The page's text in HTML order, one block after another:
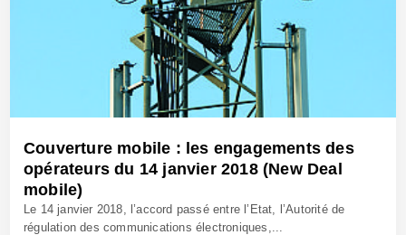
Couverture mobile : les engagements des
opérateurs du 14 janvier 2018 (New Deal
mobile)
Le 14 janvier 2018, l’accord passé entre l’Etat, l’Autorité de
régulation des communications électroniques,...